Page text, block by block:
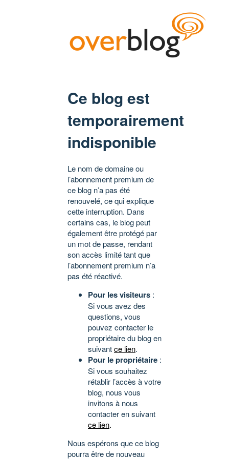
Ce blog est
temporairement
indisponible
Le nom de domaine ou
l’abonnement premium de
ce blog n’a pas été
renouvelé, ce qui explique
cette interruption. Dans
certains cas, le blog peut
également être protégé par
un mot de passe, rendant
son accès limité tant que
l’abonnement premium n’a
pas été réactivé.
Pour les visiteurs :
Si vous avez des
questions, vous
pouvez contacter le
propriétaire du blog en
suivantce lien.
Pour le propriétaire :
Si vous souhaitez
rétablir l’accès à votre
blog, nous vous
invitons à nous
contacter en suivant
ce lien.
Nous espérons que ce blog
pourra être de nouveau